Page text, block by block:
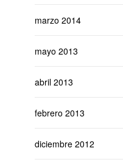
marzo 2014
mayo 2013
abril 2013
febrero 2013
diciembre 2012